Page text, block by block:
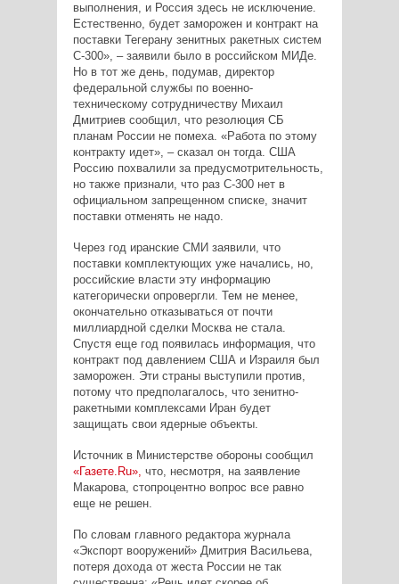
выполнения, и Россия здесь не исключение.
Естественно, будет заморожен и контракт на
поставки Тегерану зенитных ракетных систем
С-300», – заявили было в российском МИДе.
Но в тот же день, подумав, директор
федеральной службы по военно-
техническому сотрудничеству Михаил
Дмитриев сообщил, что резолюция СБ
планам России не помеха. «Работа по этому
контракту идет», – сказал он тогда. США
Россию похвалили за предусмотрительность,
но также признали, что раз С-300 нет в
официальном запрещенном списке, значит
поставки отменять не надо.
Через год иранские СМИ заявили, что
поставки комплектующих уже начались, но,
российские власти эту информацию
категорически опровергли. Тем не менее,
окончательно отказываться от почти
миллиардной сделки Москва не стала.
Спустя еще год появилась информация, что
контракт под давлением США и Израиля был
заморожен. Эти страны выступили против,
потому что предполагалось, что зенитно-
ракетными комплексами Иран будет
защищать свои ядерные объекты.
Источник в Министерстве обороны сообщил
«Газете.Ru», что, несмотря, на заявление
Макарова, стопроцентно вопрос все равно
еще не решен.
По словам главного редактора журнала
«Экспорт вооружений» Дмитрия Васильева,
потеря дохода от жеста России не так